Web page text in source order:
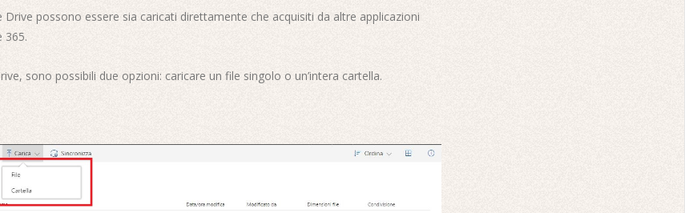
possono essere sia caricati direttamente che acquisiti da altre applicazioni
365.
sono possibili due opzioni: caricare un file singolo o un’intera cartella.